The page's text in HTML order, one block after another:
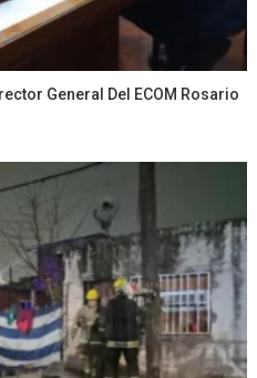
General Del ECOM Rosario